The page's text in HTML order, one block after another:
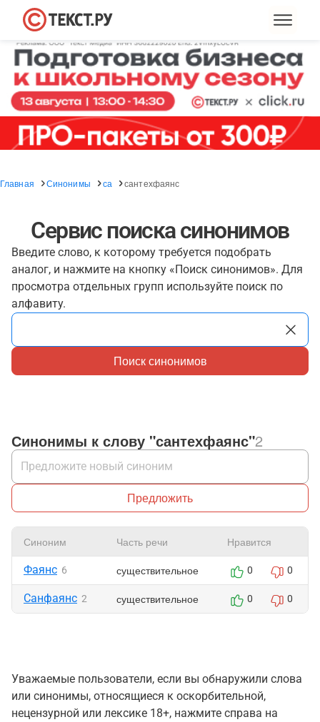
Главная Синонимы са сантехфаянс
Сервис поиска синонимов
Введите слово, к которому требуется подобрать
аналог, и нажмите на кнопку «Поиск синонимов». Для
просмотра отдельных групп используйте поиск по
алфавиту.
Поиск синонимов
Синонимы к слову "сантехфаянс"2
Предложить
Синоним Часть речи Нравится
Фаянс 6 существительное 0 0
Санфаянс 2 существительное 0 0
Уважаемые пользователи, если вы обнаружили слова
или синонимы, относящиеся к оскорбительной,
нецензурной или лексике 18+, нажмите справа на